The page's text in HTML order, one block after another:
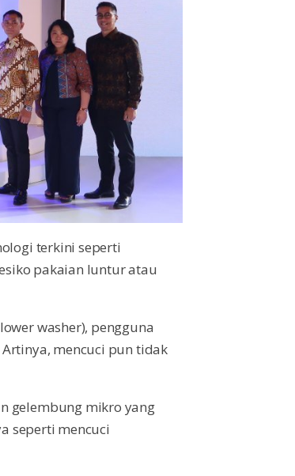
terkini seperti
pakaian luntur atau
washer), pengguna
mencuci pun tidak
gelembung mikro yang
seperti mencuci